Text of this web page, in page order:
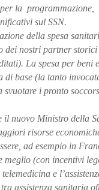
per la
sul SSN.
della spesa
dei nostri partner
La spesa per beni
di base (la tanto
i pronto
nuovo Ministro della
risorse
ad esempio in
meglio (con incentivi
e
assistenza sanitaria